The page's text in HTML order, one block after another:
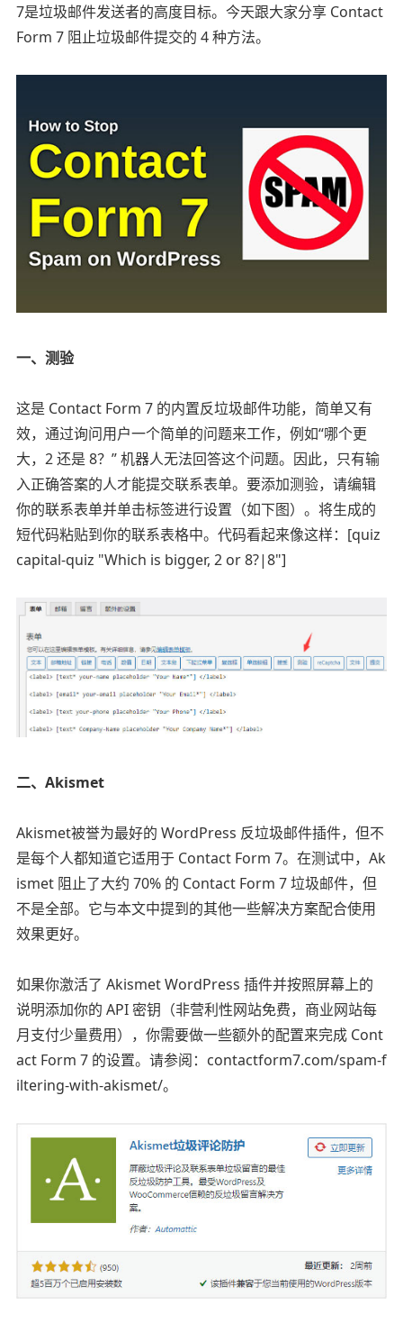
7是垃圾邮件发送者的高度目标。今天跟大家分享 Contact
Form 7 阻止垃圾邮件提交的 4 种方法。
一、测验
这是 Contact Form 7 的内置反垃圾邮件功能，简单又有
效，通过询问用户一个简单的问题来工作，例如“哪个更
大，2 还是 8？” 机器人无法回答这个问题。因此，只有输
入正确答案的人才能提交联系表单。要添加测验，请编辑
你的联系表单并单击标签进行设置（如下图）。将生成的
短代码粘贴到你的联系表格中。代码看起来像这样：[quiz
capital-quiz "Which is bigger, 2 or 8?|8"]
二、Akismet
Akismet被誉为最好的 WordPress 反垃圾邮件插件，但不
是每个人都知道它适用于 Contact Form 7。在测试中，Ak
ismet 阻止了大约 70% 的 Contact Form 7 垃圾邮件，但
不是全部。它与本文中提到的其他一些解决方案配合使用
效果更好。
如果你激活了 Akismet WordPress 插件并按照屏幕上的
说明添加你的 API 密钥（非营利性网站免费，商业网站每
月支付少量费用），你需要做一些额外的配置来完成 Cont
act Form 7 的设置。请参阅：contactform7.com/spam-f
iltering-with-akismet/。